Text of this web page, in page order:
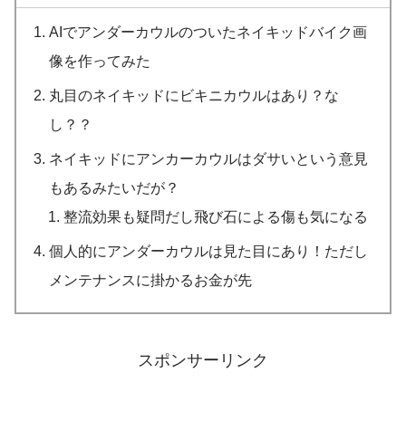
AIでアンダーカウルのついたネイキッドバイク画
像を作ってみた
丸目のネイキッドにビキニカウルはあり？な
し？？
ネイキッドにアンカーカウルはダサいという意見
もあるみたいだが？
整流効果も疑問だし飛び石による傷も気になる
個人的にアンダーカウルは見た目にあり！ただし
メンテナンスに掛かるお金が先
スポンサーリンク